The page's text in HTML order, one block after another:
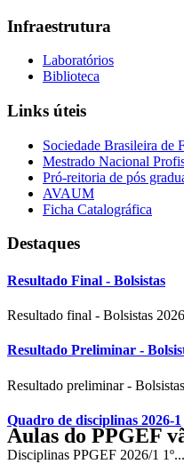
Infraestrutura
Laboratórios
Biblioteca
Links úteis
Sociedade Brasileira de
Mestrado Nacional
Pró-reitoria de pós
AVAUM
Ficha Catalográfica
Destaques
Resultado Final - Bolsistas
Resultado final - Bolsistas
Resultado Preliminar -
Resultado preliminar -
Quadro de disciplinas 2026-1
Disciplinas PPGEF 2026/1 1º...
Aulas do PPGEF